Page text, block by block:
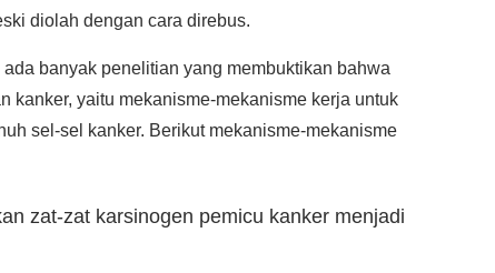
diolah dengan cara direbus.
banyak penelitian yang membuktikan bahwa
kanker, yaitu mekanisme-mekanisme kerja untuk
sel-sel kanker. Berikut mekanisme-mekanisme
zat-zat karsinogen pemicu kanker menjadi